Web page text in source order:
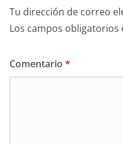
Tu dirección de correo
Los campos obligatorios
Comentario *